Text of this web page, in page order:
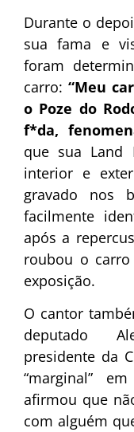
Durante o
sua fama e
foram
carro: “Meu
o Poze do
f*da,
que sua Land
interior e
gravado nos
facilmente
após a
roubou o
exposição.
O cantor
deputado
presidente da
“marginal”
afirmou que
com alguém